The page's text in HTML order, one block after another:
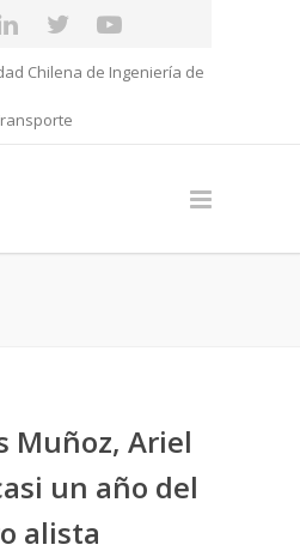
Chilena de Ingeniería de
Muñoz, Ariel
un año del
alista